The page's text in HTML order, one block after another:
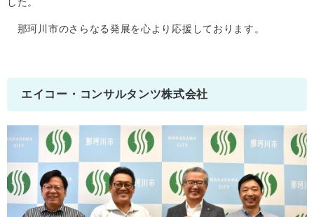
那珂川市のさらなる発展を心より応援しております。
エイコー・コンサルタンツ株式会社